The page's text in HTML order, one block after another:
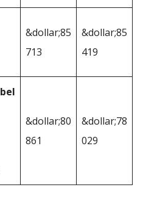
&dollar;85
713
&dollar;85
419
&dollar;80
861
&dollar;78
029